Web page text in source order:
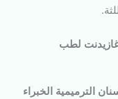
غازيدنت لطب
الترميمية الخبراء